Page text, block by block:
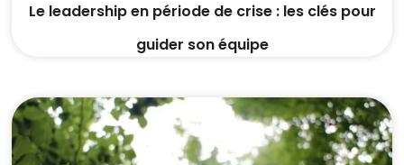
Le leadership en période de crise : les clés pour
guider son équipe